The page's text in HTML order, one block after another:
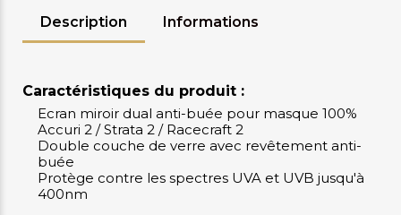
Description Informations
Caractéristiques du produit :
Ecran miroir dual anti-buée pour masque 100%
Accuri 2 / Strata 2 / Racecraft 2
Double couche de verre avec revêtement anti-
buée
Protège contre les spectres UVA et UVB jusqu'à
400nm